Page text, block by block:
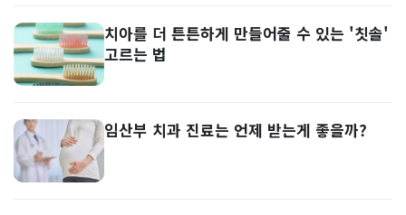
치아를 더 튼튼하게 만들어줄 수 있는 '칫솔'
고르는 법
임산부 치과 진료는 언제 받는게 좋을까?